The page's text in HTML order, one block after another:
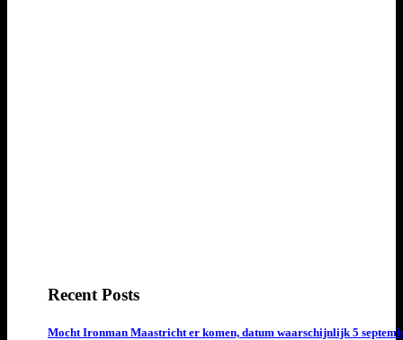
Recent Posts
Mocht Ironman Maastricht er komen, datum waarschijnlijk 5